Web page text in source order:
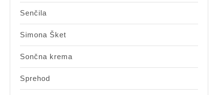
Senčila
Simona Šket
Sončna krema
Sprehod